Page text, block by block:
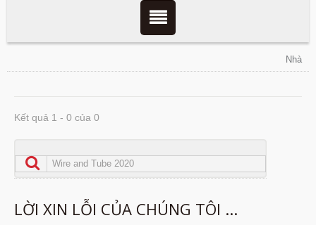
Nhà
Kết quả 1 - 0 của 0
LỜI XIN LỖI CỦA CHÚNG TÔI ...